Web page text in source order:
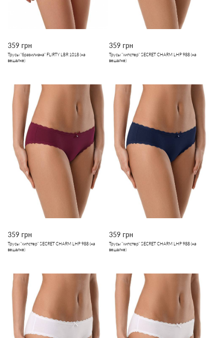
359 грн
Трусы "бразилиана" FLIRTY LBR 1018 (на
вешалке)
359 грн
Трусы "хипстер" SECRET CHARM LHP 988 (на
вешалке)
359 грн
Трусы "хипстер" SECRET CHARM LHP 988 (на
вешалке)
359 грн
Трусы "хипстер" SECRET CHARM LHP 988 (на
вешалке)